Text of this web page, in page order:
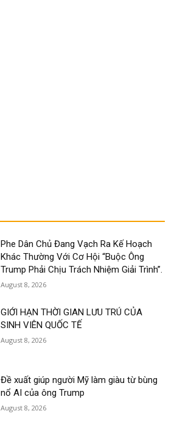
Phe Dân Chủ Đang Vạch Ra Kế Hoạch
Khác Thường Với Cơ Hội “Buộc Ông
Trump Phải Chịu Trách Nhiệm Giải Trình”.
August 8, 2026
GIỚI HẠN THỜI GIAN LƯU TRÚ CỦA
SINH VIÊN QUỐC TẾ
August 8, 2026
Đề xuất giúp người Mỹ làm giàu từ bùng
nổ AI của ông Trump
August 8, 2026